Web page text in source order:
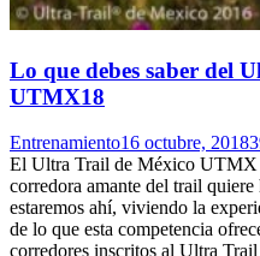
Lo que debes saber del
UTMX18
Entrenamiento16 octubre, 2018
El Ultra Trail de México UTMX
corredora amante del trail
estaremos ahí, viviendo la
de lo que esta competencia
corredores inscritos al Ultra